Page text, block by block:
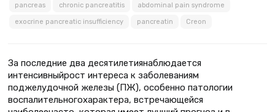
pancreas chronic pancreatitis abdominal pain syndrome
exocrine pancreatic insufficiency pancreatin Creon
За последние два десятилетиянаблюдается
интенсивныйрост интереса к заболеваниям
поджелудочной железы (ПЖ), особенно патологии
воспалительногохарактера, встречающейся